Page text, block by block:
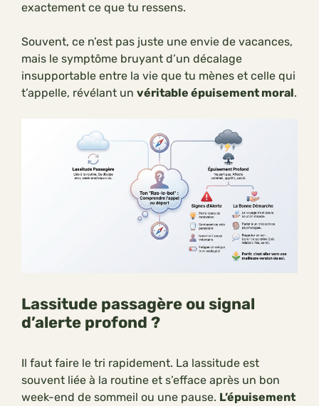
exactement ce que tu ressens.
Souvent, ce n’est pas juste une envie de vacances,
mais le symptôme bruyant d’un décalage
insupportable entre la vie que tu mènes et celle qui
t’appelle, révélant un véritable épuisement moral.
Lassitude passagère ou signal
d’alerte profond ?
Il faut faire le tri rapidement. La lassitude est
souvent liée à la routine et s’efface après un bon
week-end de sommeil ou une pause. L’épuisement